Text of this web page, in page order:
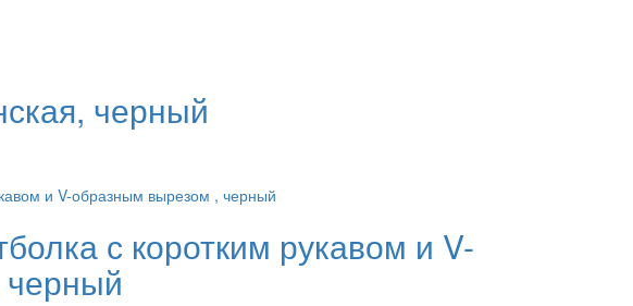
черный
с коротким рукавом и V-